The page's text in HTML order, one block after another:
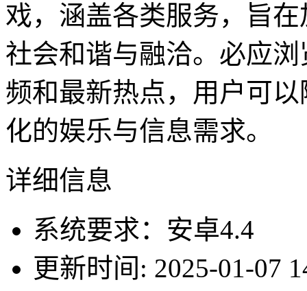
戏，涵盖各类服务，旨
社会和谐与融洽。必应
频和最新热点，用户可
化的娱乐与信息需求。
详细信息
系统要求：安卓4.4
更新时间: 2025-01-07